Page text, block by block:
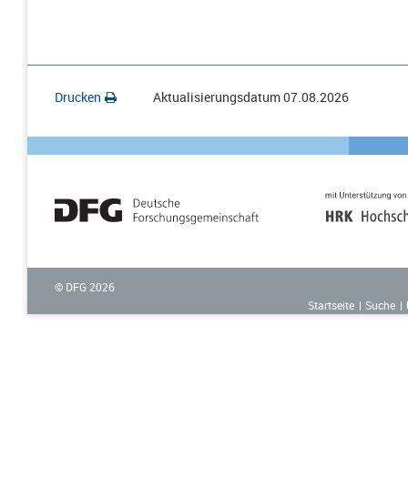
Drucken Aktualisierungsdatum07.08.2026
© DFG 2026
Startseite
Suche